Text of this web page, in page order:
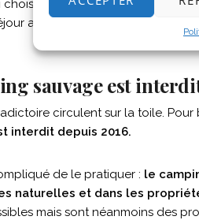
une activité
aura un impact écologique
sauvage est
circulent sur la toile. Pour
interdit depuis 2016.
de le pratiquer : le
naturelles et dans les
mais sont néanmoins des